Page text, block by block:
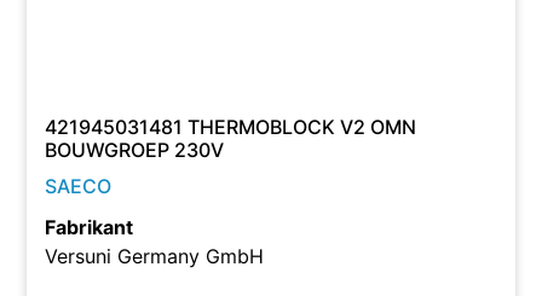
421945031481 THERMOBLOCK V2 OMN
BOUWGROEP 230V
SAECO
Fabrikant
Versuni Germany GmbH